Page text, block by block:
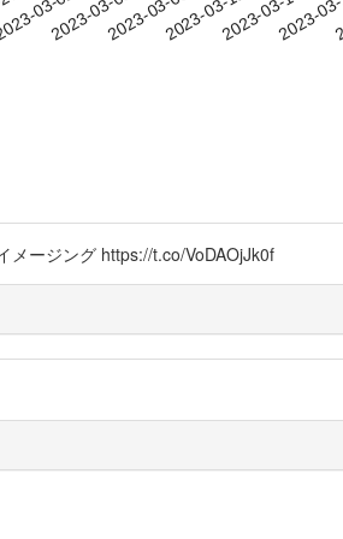
03-02
2023-03-052023-03-082023-03-112023-03-14
2023-
メージング https://t.co/VoDAOjJk0f